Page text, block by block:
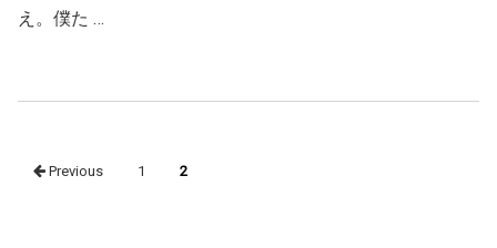
え。僕た …
navigation
Previous 1 2